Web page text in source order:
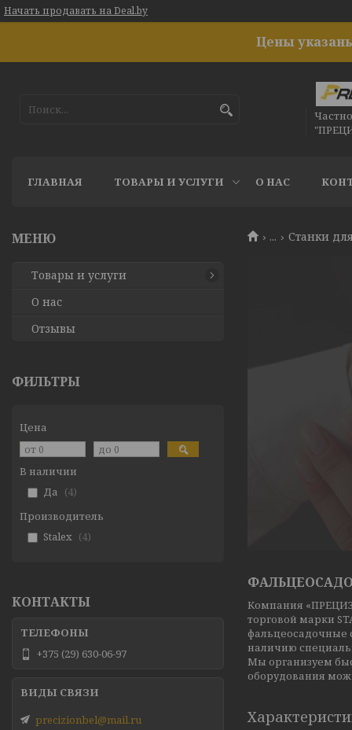
Начать продавать на Deal.by
Цены
ГЛАВНАЯ ТОВАРЫ И УСЛУГИ О НАС
... Станки
Компания
торговой марки
фальцеосадочные
наличию
Мы организуем
оборудования
Товары и услуги
О нас
Отзывы
ФИЛЬТРЫ
Цена
В наличии
Да
4
Производитель
Stalex
4
КОНТАКТЫ
+375 (29) 630-06-97
precizionbel@mail.ru